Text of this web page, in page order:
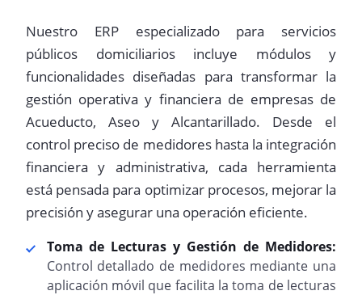
Nuestro ERP especializado para servicios
públicos domiciliarios incluye módulos y
funcionalidades diseñadas para transformar la
gestión operativa y financiera de empresas de
Acueducto, Aseo y Alcantarillado. Desde el
control preciso de medidores hasta la integración
financiera y administrativa, cada herramienta
está pensada para optimizar procesos, mejorar la
precisión y asegurar una operación eficiente.
Toma de Lecturas y Gestión de Medidores:
Control detallado de medidores mediante una
aplicación móvil que facilita la toma de lecturas